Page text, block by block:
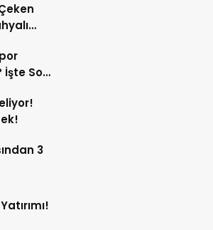
İşte Son
3